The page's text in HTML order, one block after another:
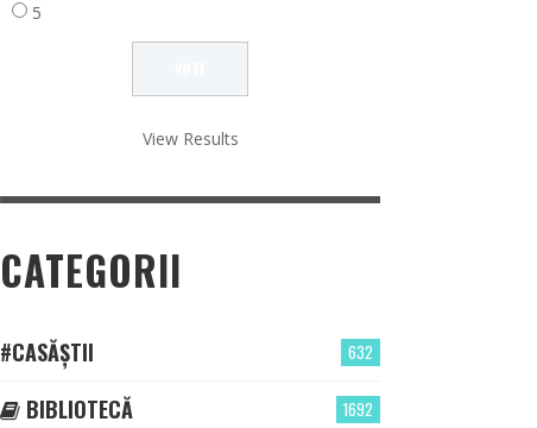
5
View Results
CATEGORII
632
#CASĂȘTII
1692
BIBLIOTECĂ